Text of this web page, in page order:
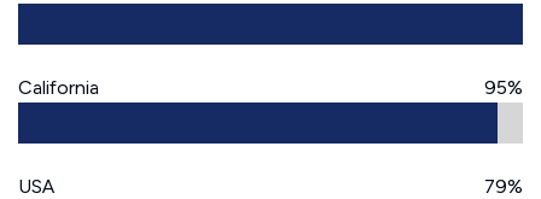
California 95%
USA 79%